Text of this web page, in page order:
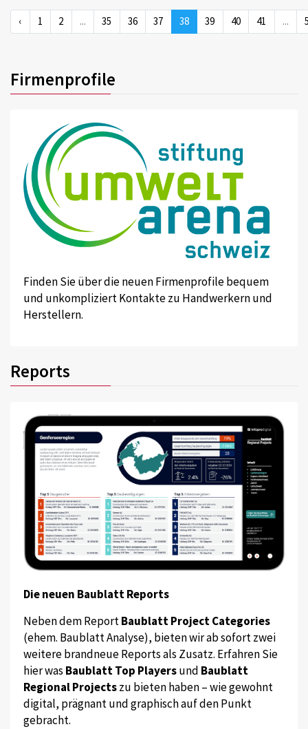
‹ 1 2 ... 35 36 37 38 39 40 41 ...
Firmenprofile
Finden Sie über die neuen Firmenprofile bequem
und unkompliziert Kontakte zu Handwerkern und
Herstellern.
Reports
Die neuen Baublatt Reports
Neben dem ReportBaublatt Project Categories
(ehem. Baublatt Analyse), bieten wir ab sofort zwei
weitere brandneue Reports als Zusatz. Erfahren Sie
hier was Baublatt Top Playersund Baublatt
Regional Projectszu bieten haben – wie gewohnt
digital, prägnant und graphisch auf den Punkt
gebracht.